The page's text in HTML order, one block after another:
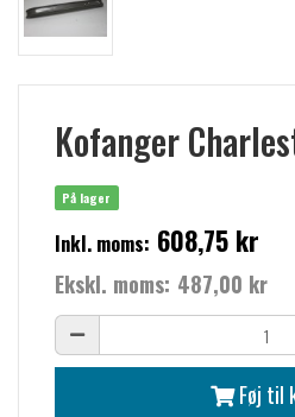
Kofanger
På lager
Inkl. moms: 608,75 kr
Ekskl. moms: 487,00 kr
Føj til